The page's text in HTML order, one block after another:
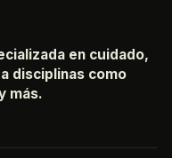
en cuidado,
disciplinas como
más.